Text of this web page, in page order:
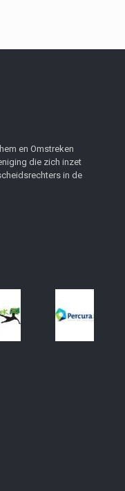
en Omstreken
die zich inzet
in de